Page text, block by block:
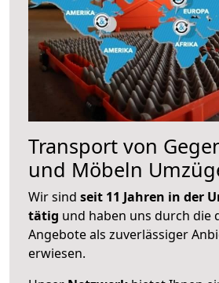
Transport von
und Möbeln
Wir sind seit 11 Jahren in der
tätig und haben uns durch die
Angebote als zuverlässiger
erwiesen.